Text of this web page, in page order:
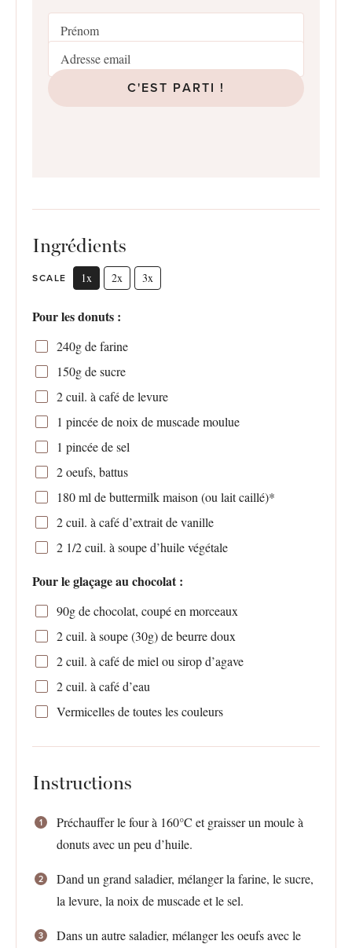
C'EST PARTI !
Ingrédients
SCALE 1x 2x 3x
Pour les donuts :
240gde farine
150gde sucre
2cuil. à café de levure
1 pincée de noix de muscade moulue
1 pincée de sel
2oeufs, battus
180ml de buttermilk maison (ou lait caillé)*
2cuil. à café d’extrait de vanille
2 1/2cuil. à soupe d’huile végétale
Pour le glaçage au chocolat :
90gde chocolat, coupé en morceaux
2cuil. à soupe (30g) de beurre doux
2cuil. à café de miel ou sirop d’agave
2cuil. à café d’eau
Vermicelles de toutes les couleurs
Instructions
Préchauffer le four à 160°C et graisser un moule à
donuts avec un peu d’huile.
Dand un grand saladier, mélanger la farine, le sucre,
la levure, la noix de muscade et le sel.
Dans un autre saladier, mélanger les oeufs avec le